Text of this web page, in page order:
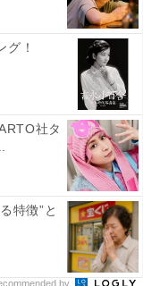
でした。きな粉
て食べる桔梗信玄
。コラボレーシ
いため、一目で分
大好きでいつか詰
（30代女性／千葉
グ！
社タ
特徴”と
by